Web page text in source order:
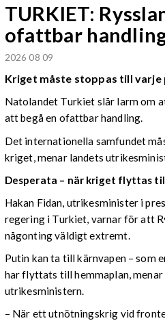
TURKIET:
ofattbar
2026 08 09
Kriget måste stoppas till varje
Natolandet Turkiet slår larm om
att begå en ofattbar handling.
Det internationella samfundet
kriget, menar landets
Desperata – när kriget flyttas
Hakan Fidan, utrikesminister i
regering i Turkiet, varnar för att
någonting väldigt extremt.
Putin kan ta till kärnvapen – som
har flyttats till hemmaplan,
utrikesministern.
– När ett utnötningskrig vid